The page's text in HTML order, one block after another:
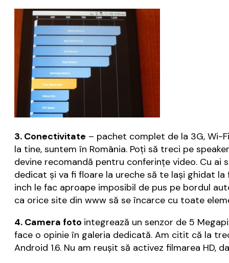
3. Conectivitate – pachet complet de la 3G, Wi-
la tine, suntem în România. Poți să treci pe
devine recomandă pentru conferințe video. Cu
dedicat și va fi floare la ureche să te lași ghidat la
inch le fac aproape imposibil de pus pe bordul
ca orice site din www să se încarce cu toate
4. Camera foto integrează un senzor de 5
face o opinie în galeria dedicată. Am citit că la
Android 1.6. Nu am reușit să activez filmarea HD,